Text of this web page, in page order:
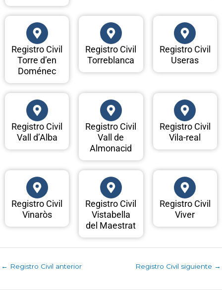
Registro Civil
Torre d’en
Doménec
Registro Civil
Torreblanca
Registro Civil
Useras
Registro Civil
Vall d’Alba
Registro Civil
Vall de
Almonacid
Registro Civil
Vila-real
Registro Civil
Vinaròs
Registro Civil
Vistabella
del Maestrat
Registro Civil
Viver
← Registro Civil anterior Registro Civil siguiente →